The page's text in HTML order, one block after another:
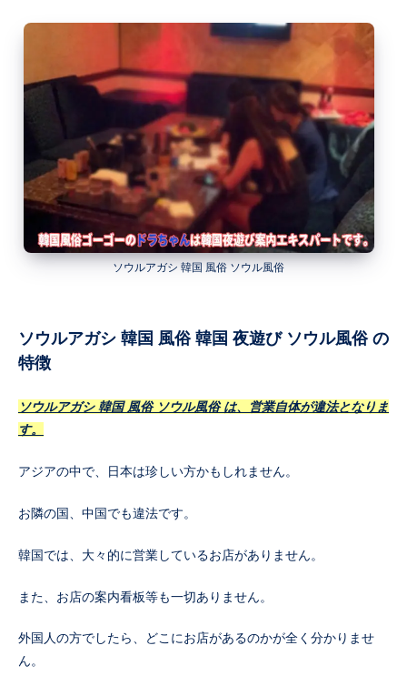
ソウルアガシ 韓国 風俗 ソウル風俗
ソウルアガシ 韓国 風俗 韓国 夜遊び ソウル風俗 の
特徴
ソウルアガシ 韓国 風俗 ソウル風俗 は、営業自体が違法となりま
す。
アジアの中で、日本は珍しい方かもしれません。
お隣の国、中国でも違法です。
韓国では、大々的に営業しているお店がありません。
また、お店の案内看板等も一切ありません。
外国人の方でしたら、どこにお店があるのかが全く分かりませ
ん。